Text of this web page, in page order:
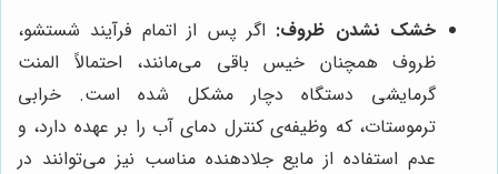
خشک نشدن ظروف: اگر پس از اتمام فرآیند شستشو،
ظروف همچنان خیس باقی می‌مانند، احتمالاً المنت
گرمایشی دستگاه دچار مشکل شده است. خرابی
ترموستات، که وظیفه‌ی کنترل دمای آب را بر عهده دارد، و
عدم استفاده از مایع جلادهنده مناسب نیز می‌توانند در